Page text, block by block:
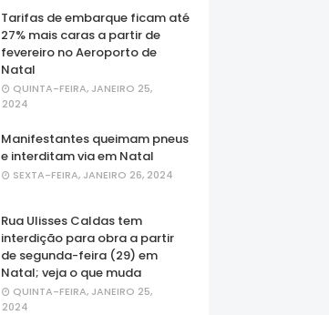
Tarifas de embarque ficam até
27% mais caras a partir de
fevereiro no Aeroporto de
Natal
QUINTA-FEIRA, JANEIRO 25,
2024
Manifestantes queimam pneus
e interditam via em Natal
SEXTA-FEIRA, JANEIRO 26, 2024
Rua Ulisses Caldas tem
interdição para obra a partir
de segunda-feira (29) em
Natal; veja o que muda
QUINTA-FEIRA, JANEIRO 25,
2024